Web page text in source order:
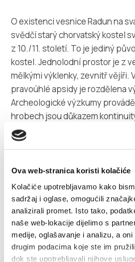
Ova web-stranica koristi kolačiće
Kolačiće upotrebljavamo kako
sadržaj i oglase, omogućili
analizirali promet. Isto tako,
naše web-lokacije dijelimo s
medije, oglašavanje i analizu, a
drugim podacima koje ste im
dok ste upotrebljavali njihove
O existenci vesnice Radun na
svědčí starý chorvatský kostel
z 10./11. století. To je jediný
kostel. Jednolodní prostor je z
mělkými výklenky, zevnitř vějíři.
pravoúhlé apsidy je rozdělena
Archeologické výzkumy
hrobech jsou důkazem
15. století. Staré chorvatské
nalezené v hrobech jsou
Z Kaštelu Starého do sedla
označená horská stezka. V
Malačka a Split, které jsou
body horských stezek ke
zágoře.To je zároven i
s velkolepým pohledem na